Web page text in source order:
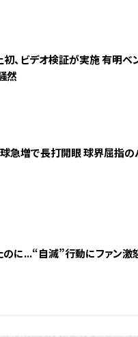
初、ビデオ検証が実施 有明
然
急増で長打開眼 球界屈指
に...“自滅”行動にファン激